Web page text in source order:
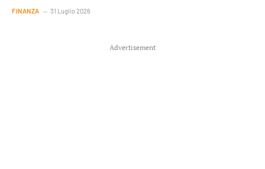
FINANZA 31 Luglio 2026
Advertisement